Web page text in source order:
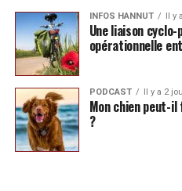
INFOS HANNUT Il y
Une liaison
opérationnelle
PODCAST Il y a 2
Mon chien peut-
?